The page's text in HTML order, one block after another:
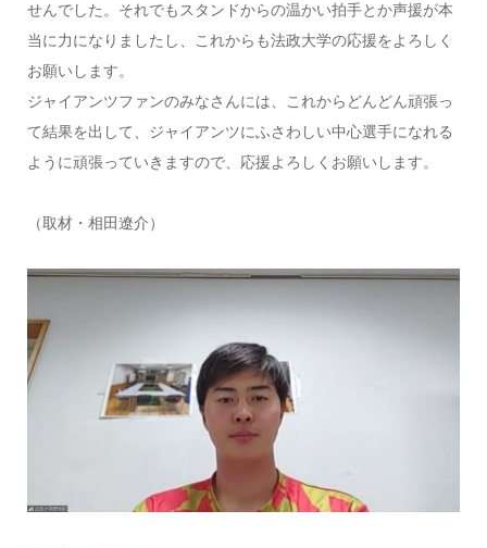
せんでした。それでもスタンドからの温かい拍手とか声援が本
当に力になりましたし、これからも法政大学の応援をよろしく
お願いします。
ジャイアンツファンのみなさんには、これからどんどん頑張っ
て結果を出して、ジャイアンツにふさわしい中心選手になれる
ように頑張っていきますので、応援よろしくお願いします。
（取材・相田遼介）